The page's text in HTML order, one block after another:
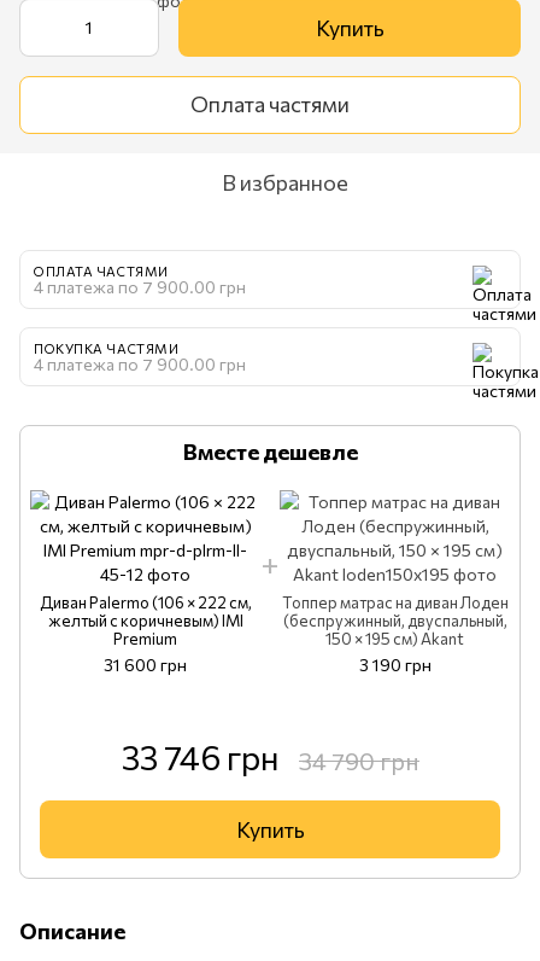
Купить
Оплата частями
В избранное
ОПЛАТА ЧАСТЯМИ
4 платежа по 7 900.00 грн
ПОКУПКА ЧАСТЯМИ
4 платежа по 7 900.00 грн
Вместе дешевле
Диван Palermo (106 × 222 см,
желтый с коричневым) IMI
Premium
31 600 грн
Топпер матрас на диван Лоден
(беспружинный, двуспальный,
150 × 195 см) Akant
3 190 грн
33 746 грн 34 790 грн
Купить
Описание